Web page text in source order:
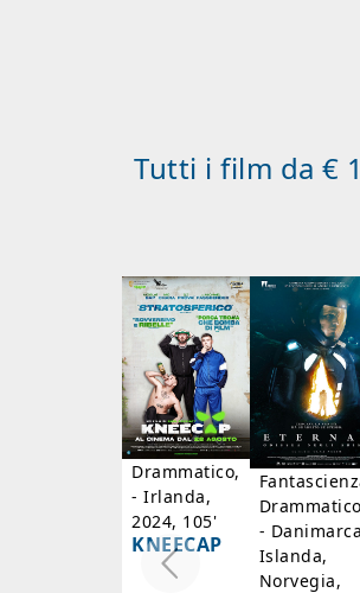
Tutti i film da €
Drammatico,
- Irlanda,
2024, 105'
KNEECAP
-
Islanda,
Norvegia,